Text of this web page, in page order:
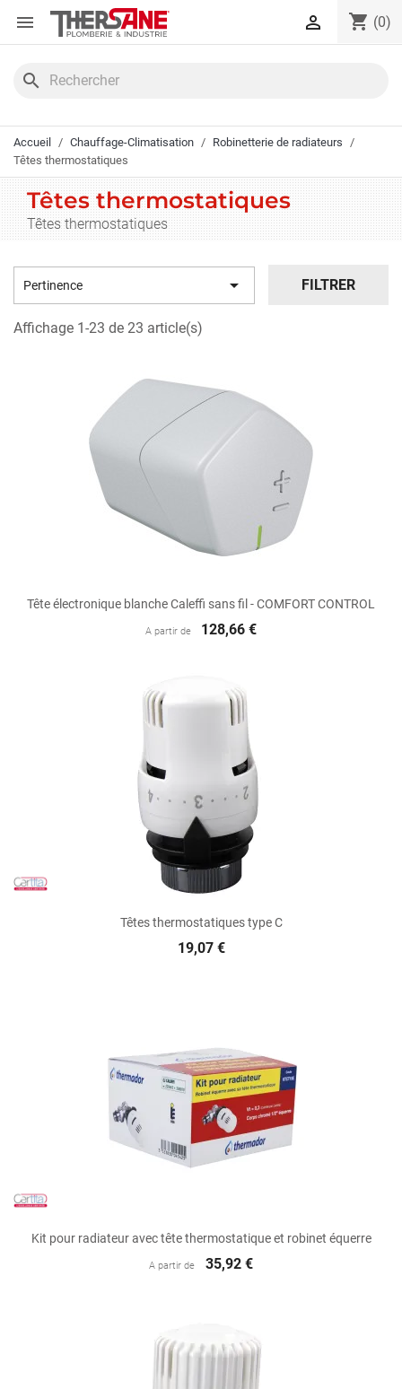
Panneau de gestion des cookies
 shopping_cart (0)

search
Accueil Chauffage-Climatisation
Robinetterie de radiateurs
Têtes thermostatiques
Têtes thermostatiques
Têtes thermostatiques
Pertinence  FILTRER
Affichage 1-23 de 23 article(s)
Tête électronique blanche Caleffi sans fil - COMFORT CONTROL
A partir de 128,66 €
Têtes thermostatiques type C
19,07 €
Kit pour radiateur avec tête thermostatique et robinet équerre
A partir de 35,92 €